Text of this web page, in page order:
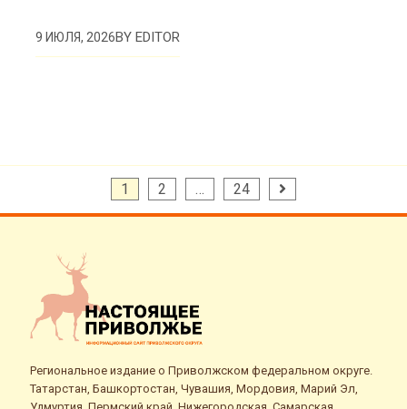
9 ИЮЛЯ, 2026BYEDITOR
Пагинация
записей
1 2 … 24
Региональное издание о Приволжском федеральном округе.
Татарстан, Башкортостан, Чувашия, Мордовия, Марий Эл,